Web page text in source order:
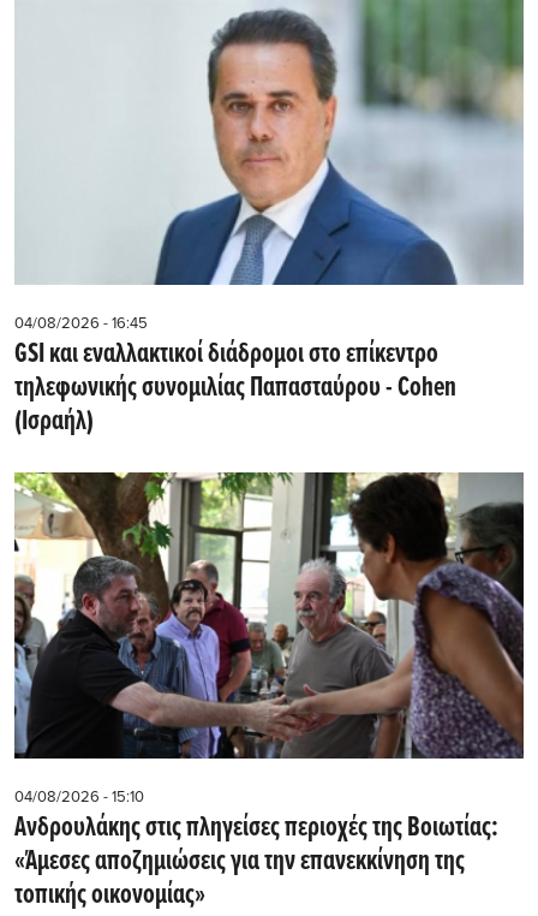
04/08/2026 - 16:45
GSI και εναλλακτικοί διάδρομοι στο επίκεντρο
τηλεφωνικής συνομιλίας Παπασταύρου - Cohen
(Ισραήλ)
04/08/2026 - 15:10
Ανδρουλάκης στις πληγείσες περιοχές της Βοιωτίας:
«Άμεσες αποζημιώσεις για την επανεκκίνηση της
τοπικής οικονομίας»